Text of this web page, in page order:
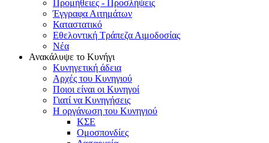
Προμήθειες - Προσλήψεις
Έγγραφα Αιτημάτων
Καταστατικό
Εθελοντική Τράπεζα Αιμοδοσίας
Νέα
Ανακάλυψε το Κυνήγι
Κυνηγετική άδεια
Αρχές του Κυνηγιού
Ποιοι είναι οι Κυνηγοί
Γιατί να Κυνηγήσεις
Η οργάνωση του Κυνηγιού
ΚΣΕ
Ομοσπονδίες